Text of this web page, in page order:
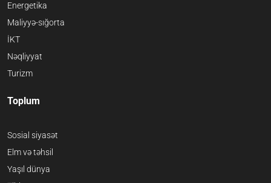
Energetika
Maliyyə-sığorta
İKT
Nəqliyyat
Turizm
Toplum
Sosial siyasət
Elm və təhsil
Yaşıl dünya